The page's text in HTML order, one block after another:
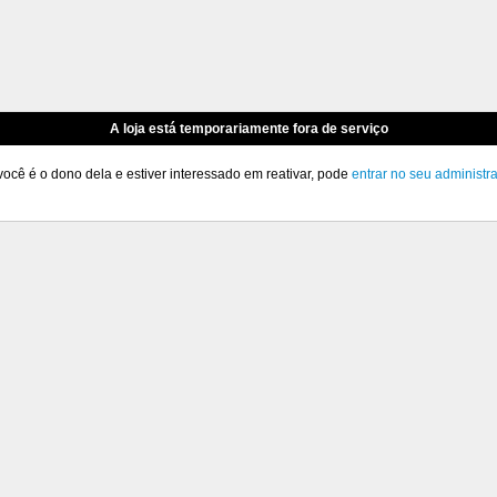
A loja está temporariamente fora de serviço
é o dono dela e estiver interessado em reativar, pode entrar no seu